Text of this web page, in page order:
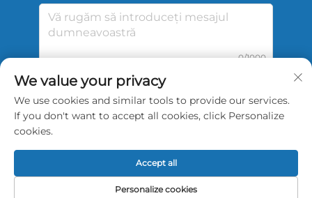
0/1000
Trimite
Copyright © 2026 China Shengshi Sports Tech
We value your privacy
We use cookies and similar tools to provide our services.
If you don't want to accept all cookies, click Personalize
cookies.
Personalize cookies
Accept all